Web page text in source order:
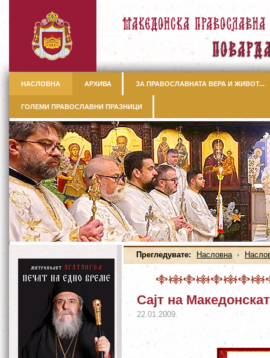
НАСЛОВНА АРХИВА ЗА ПРАВОСЛАВНАТА ВЕРА И ЖИВОТ...
ГОЛЕМИ ПРАВОСЛАВНИ ПРАЗНИЦИ
Прегледувате: Насловна
Сајт на
22.01.2009.